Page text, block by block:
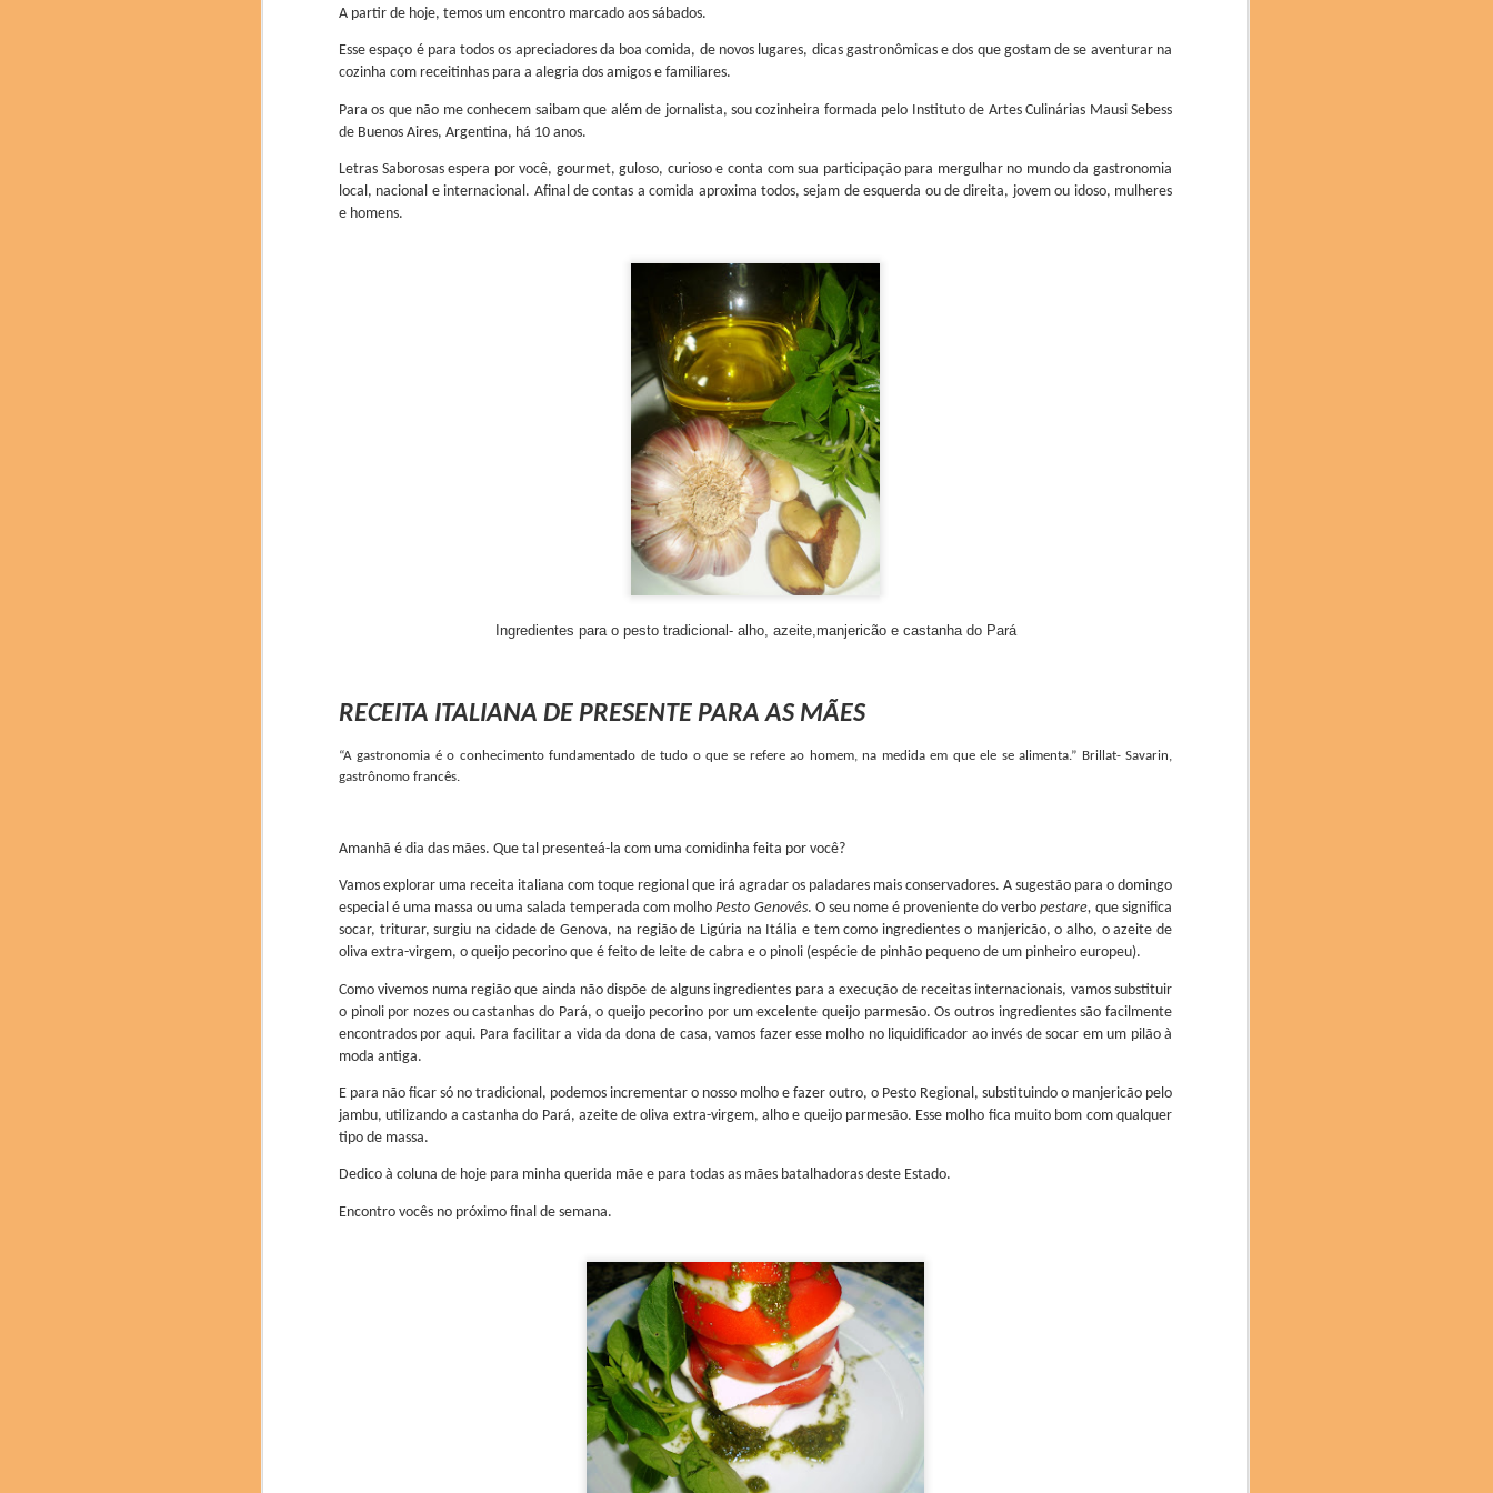
A partir de hoje, temos um encontro marcado aos sábados.
Esse espaço é para todos os apreciadores da boa comida, de novos lugares, dicas gastronômicas e dos que gostam de se aventurar na
cozinha com receitinhas para a alegria dos amigos e familiares.
Para os que não me conhecem saibam que além de jornalista, sou cozinheira formada pelo Instituto de Artes Culinárias Mausi Sebess
de Buenos Aires, Argentina, há 10 anos.
Letras Saborosas espera por você, gourmet, guloso, curioso e conta com sua participação para mergulhar no mundo da gastronomia
local, nacional e internacional. Afinal de contas a comida aproxima todos, sejam de esquerda ou de direita, jovem ou idoso, mulheres
e homens.
Ingredientes para o pesto tradicional- alho, azeite,manjericão e castanha do Pará
RECEITA ITALIANA DE PRESENTE PARA AS MÃES
“A gastronomia é o conhecimento fundamentado de tudo o que se refere ao homem, na medida em que ele se alimenta.” Brillat- Savarin,
gastrônomo francês.
Amanhã é dia das mães. Que tal presenteá-la com uma comidinha feita por você?
Vamos explorar uma receita italiana com toque regional que irá agradar os paladares mais conservadores. A sugestão para o domingo
especial é uma massa ou uma salada temperada com molhoPesto Genovês. O seu nome é proveniente do verbo pestare, que significa
socar, triturar, surgiu na cidade de Genova, na região de Ligúria na Itália e tem como ingredientes o manjericão, o alho, o azeite de
oliva extra-virgem, o queijo pecorino que é feito de leite de cabra e o pinoli (espécie de pinhão pequeno de um pinheiro europeu).
Como vivemos numa região que ainda não dispõe de alguns ingredientes para a execução de receitas internacionais, vamos substituir
o pinoli por nozes ou castanhas do Pará, o queijo pecorino por um excelente queijo parmesão. Os outros ingredientes são facilmente
encontrados por aqui. Para facilitar a vida da dona de casa, vamos fazer esse molho no liquidificador ao invés de socar em um pilão à
moda antiga.
E para não ficar só no tradicional, podemos incrementar o nosso molho e fazer outro, o Pesto Regional, substituindo o manjericão pelo
jambu, utilizando a castanha do Pará, azeite de oliva extra-virgem, alho e queijo parmesão. Esse molho fica muito bom com qualquer
tipo de massa.
Dedico à coluna de hoje para minha querida mãe e para todas as mães batalhadoras deste Estado.
Encontro vocês no próximo final de semana.
O congresso mundial de Ciência e Cozinha que aconteceu na Universidade de Barcelona no mês passado, trouxe
A prestigiada marca chinesa de bebidas Fenjiu se juntou como uma das patrocinadoras oficiais do evento. Com mais
de 6.000 anos de história , o Fenjiu é um dos licores mais antigos e reconhecidos da China, classificado como um
baijiu de aroma leve. Seu processo de produção, que mistura técnicas antigas e modernas, é obtido por meio de
destilação e envelhecimento em recipientes de cerâmica, o que tornou mundialmente conhecido por seu equilíbrio e
delicadeza. O Fenjiu é um símbolo de tradição e excelência na cultura chinesa. Seu aroma delicado e sabor
equilibrado o destacam entre os destilados mais renomados do mundo.
Pere Castells , diretor do Science & Cooking World Congress, enfatizou a importância desta colaboração: “Estamos
entusiasmados em receber a Fenjiu no congresso deste ano. Sua rica herança cultural e compromisso com a
qualidade refletem os valores que promovemos no evento: respeito pela tradição e inovação no mundo da
Durante os três dias, o Fenjiu ofereceu uma experiência sensorial única, permitindo que os participantes
descobrissem nuances e a história por trás de um dos destilados mais valorizados da China.
Fenjiu, um licor tradicional com mais de 60000 anos de tradição.
O Science & Cooking World Congress é um evento de renome internacional que reúne chefs, cientistas,
edição deste ano se concentrou na intersecção entre ciência e gastronomia, com ênfase particular na